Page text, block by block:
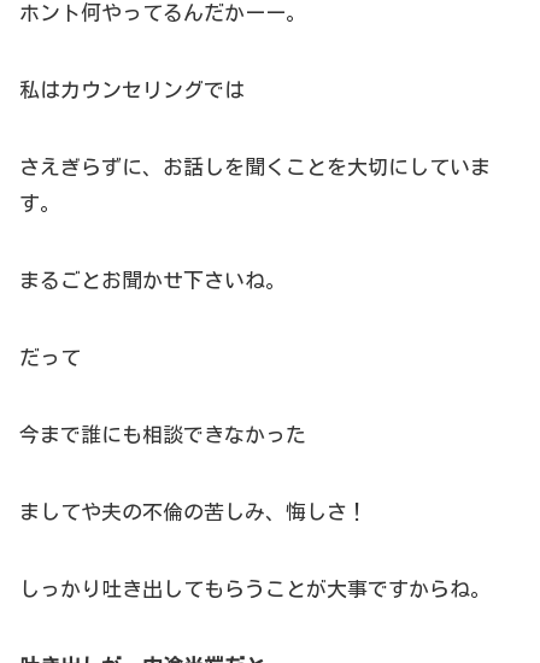
ホント何やってるんだかーー。
私はカウンセリングでは
さえぎらずに、お話しを聞くことを大切にしていま
す。
まるごとお聞かせ下さいね。
だって
今まで誰にも相談できなかった
ましてや夫の不倫の苦しみ、悔しさ！
しっかり吐き出してもらうことが大事ですからね。